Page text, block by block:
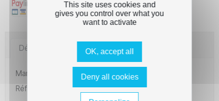
Détails du produit Imprimantes compatibles
Marque
The Premium Solution
Référence
C8E5846
This site uses cookies and
gives you control over what you
want to activate
OK, accept all
Deny all cookies